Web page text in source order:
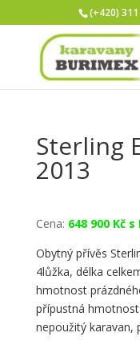
(+420)
Sterling
2013
Cena: 648 900 Kč
Obytný přívěs
4lůžka, délka
hmotnost
přípustná
nepoužitý karavan,